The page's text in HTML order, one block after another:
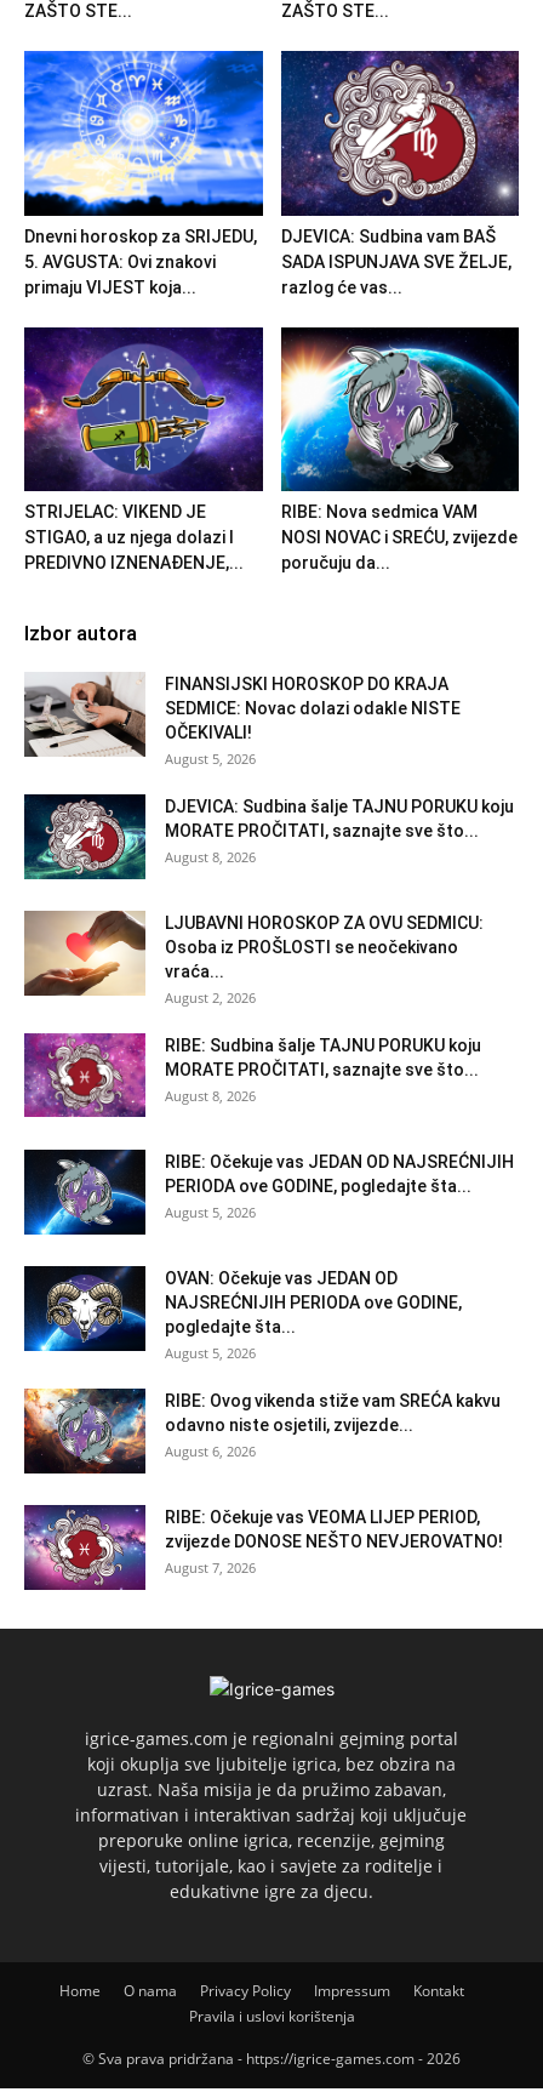
ZAŠTO STE...
ZAŠTO STE...
Dnevni horoskop za SRIJEDU,
5. AVGUSTA: Ovi znakovi
primaju VIJEST koja...
DJEVICA: Sudbina vam BAŠ
SADA ISPUNJAVA SVE ŽELJE,
razlog će vas...
STRIJELAC: VIKEND JE
STIGAO, a uz njega dolazi I
PREDIVNO IZNENAĐENJE,...
RIBE: Nova sedmica VAM
NOSI NOVAC i SREĆU, zvijezde
poručuju da...
Izbor autora
FINANSIJSKI HOROSKOP DO KRAJA
SEDMICE: Novac dolazi odakle NISTE
OČEKIVALI!
August 5, 2026
DJEVICA: Sudbina šalje TAJNU PORUKU koju
MORATE PROČITATI, saznajte sve što...
August 8, 2026
LJUBAVNI HOROSKOP ZA OVU SEDMICU:
Osoba iz PROŠLOSTI se neočekivano
vraća...
August 2, 2026
RIBE: Sudbina šalje TAJNU PORUKU koju
MORATE PROČITATI, saznajte sve što...
August 8, 2026
RIBE: Očekuje vas JEDAN OD NAJSREĆNIJIH
PERIODA ove GODINE, pogledajte šta...
August 5, 2026
OVAN: Očekuje vas JEDAN OD
NAJSREĆNIJIH PERIODA ove GODINE,
pogledajte šta...
August 5, 2026
RIBE: Ovog vikenda stiže vam SREĆA kakvu
odavno niste osjetili, zvijezde...
August 6, 2026
RIBE: Očekuje vas VEOMA LIJEP PERIOD,
zvijezde DONOSE NEŠTO NEVJEROVATNO!
August 7, 2026
igrice-games.com je regionalni gejming portal
koji okuplja sve ljubitelje igrica, bez obzira na
uzrast. Naša misija je da pružimo zabavan,
informativan i interaktivan sadržaj koji uključuje
preporuke online igrica, recenzije, gejming
vijesti, tutorijale, kao i savjete za roditelje i
edukativne igre za djecu.
Home O nama Privacy Policy Impressum
Kontakt
Pravila i uslovi korištenja
© Sva prava pridržana - https://igrice-games.com - 2026